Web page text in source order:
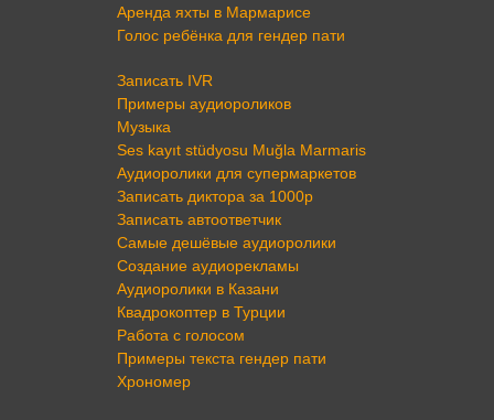
Аренда яхты в Мармарисе
Голос ребёнка для гендер пати
Записать IVR
Примеры аудиороликов
Музыка
Ses kayıt stüdyosu Muğla Marmaris
Аудиоролики для супермаркетов
Записать диктора за 1000р
Записать автоответчик
Самые дешёвые аудиоролики
Создание аудиорекламы
Аудиоролики в Казани
Квадрокоптер в Турции
Работа с голосом
Примеры текста гендер пати
Хрономер